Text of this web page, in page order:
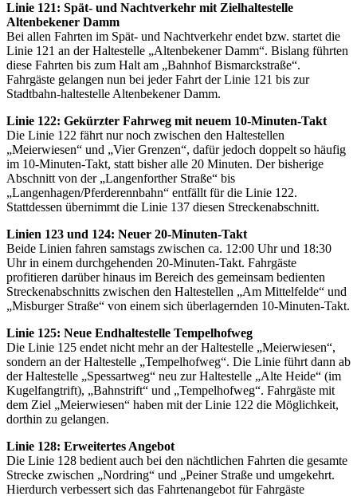
Linie 121: Spät- und Nachtverkehr mit Zielhaltestelle
Altenbekener Damm
Bei allen Fahrten im Spät- und Nachtverkehr endet bzw. startet die
Linie 121 an der Haltestelle „Altenbekener Damm“. Bislang führten
diese Fahrten bis zum Halt am „Bahnhof Bismarckstraße“.
Fahrgäste gelangen nun bei jeder Fahrt der Linie 121 bis zur
Stadtbahn-haltestelle Altenbekener Damm.
Linie 122: Gekürzter Fahrweg mit neuem 10-Minuten-Takt
Die Linie 122 fährt nur noch zwischen den Haltestellen
„Meierwiesen“ und „Vier Grenzen“, dafür jedoch doppelt so häufig
im 10-Minuten-Takt, statt bisher alle 20 Minuten. Der bisherige
Abschnitt von der „Langenforther Straße“ bis
„Langenhagen/Pferderennbahn“ entfällt für die Linie 122.
Stattdessen übernimmt die Linie 137 diesen Streckenabschnitt.
Linien 123 und 124: Neuer 20-Minuten-Takt
Beide Linien fahren samstags zwischen ca. 12:00 Uhr und 18:30
Uhr in einem durchgehenden 20-Minuten-Takt. Fahrgäste
profitieren darüber hinaus im Bereich des gemeinsam bedienten
Streckenabschnitts zwischen den Haltestellen „Am Mittelfelde“ und
„Misburger Straße“ von einem sich überlagernden 10-Minuten-Takt.
Linie 125: Neue Endhaltestelle Tempelhofweg
Die Linie 125 endet nicht mehr an der Haltestelle „Meierwiesen“,
sondern an der Haltestelle „Tempelhofweg“. Die Linie führt dann ab
der Haltestelle „Spessartweg“ neu zur Haltestelle „Alte Heide“ (im
Kugelfangtrift), „Bahnstrift“ und „Tempelhofweg“. Fahrgäste mit
dem Ziel „Meierwiesen“ haben mit der Linie 122 die Möglichkeit,
dorthin zu gelangen.
Linie 128: Erweitertes Angebot
Die Linie 128 bedient auch bei den nächtlichen Fahrten die gesamte
Strecke zwischen „Nordring“ und „Peiner Straße und umgekehrt.
Hierdurch verbessert sich das Fahrtenangebot für Fahrgäste